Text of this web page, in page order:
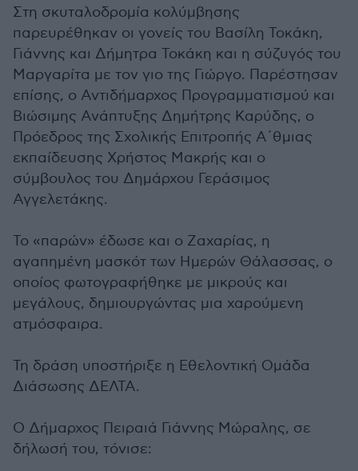
Στη σκυταλοδρομία κολύμβησης
παρευρέθηκαν οι γονείς του Βασίλη Τοκάκη,
Γιάννης και Δήμητρα Τοκάκη και η σύζυγός του
Μαργαρίτα με τον γιο της Γιώργο. Παρέστησαν
επίσης, ο Αντιδήμαρχος Προγραμματισμού και
Βιώσιµης Ανάπτυξης Δημήτρης Καρύδης, ο
Πρόεδρος της Σχολικής Επιτροπής Α΄θμιας
εκπαίδευσης Χρήστος Μακρής και ο
σύμβουλος του Δημάρχου Γεράσιμος
Αγγελετάκης.
Το «παρών» έδωσε και ο Ζαχαρίας, η
αγαπημένη μασκότ των Ημερών Θάλασσας, ο
οποίος φωτογραφήθηκε με μικρούς και
μεγάλους, δημιουργώντας μια χαρούμενη
ατμόσφαιρα.
Τη δράση υποστήριξε η Εθελοντική Ομάδα
Διάσωσης ΔΕΛΤΑ.
Ο Δήμαρχος Πειραιά Γιάννης Μώραλης, σε
δήλωσή του, τόνισε: